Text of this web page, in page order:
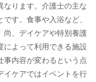
なります。介護士の主な
す。食事や入浴など、
尚、デイケアや特別養護
によって利用できる施設
事内容が変わるという点
イケアではイベントを行